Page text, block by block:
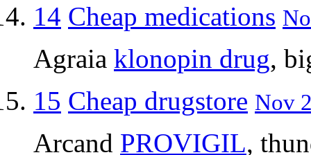
14 Cheap medications
Agraia klonopin drug,
15 Cheap drugstore Nov
Arcand PROVIGIL,